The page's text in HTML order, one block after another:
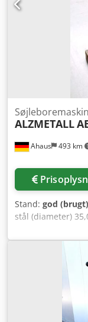
Ahaus 493 km
ALZMETALL
Stand: god (brugt)
stål (diameter)
180 mm
Bordstørrelse Ø
Søjlediameter
Dimensioner L-
søjlebor
med T-spor *